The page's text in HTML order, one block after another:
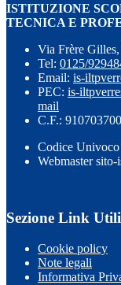
ISTITUZIONE
TECNICA E
Via Frère
Tel: 0125/
Email: is-
PEC: is-
mail
C.F.:
Codice
Webmaster
Sezione Link Utili
Cookie policy
Note legali
Informativa